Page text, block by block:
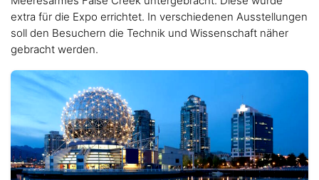
extra für die Expo errichtet. In verschiedenen Ausstellungen
soll den Besuchern die Technik und Wissenschaft näher
gebracht werden.